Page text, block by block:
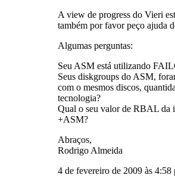
A view de progress do Vieri
também por favor peço ajuda
Algumas perguntas:
Seu ASM está utilizando
Seus diskgroups do ASM,
com o mesmos discos,
tecnologia?
Qual o seu valor de RBAL da
+ASM?
Abraços,
Rodrigo Almeida
4 de fevereiro de 2009 às 4:58